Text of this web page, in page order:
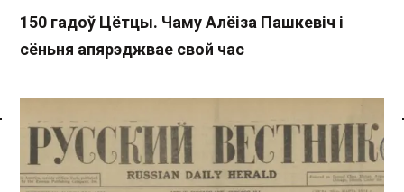
Спасылка без VPN
150 гадоў Цётцы. Чаму Алёіза Пашкевіч і
сёньня апярэджвае свой час